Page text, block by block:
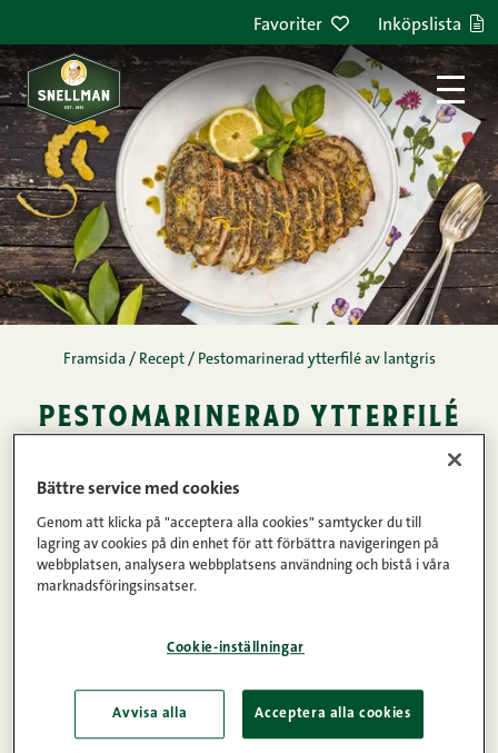
Favoriter Inköpslista
Framsida / Recept / Pestomarinerad ytterfilé av lantgris
pestomarinerad ytterfilé
av lantgris
45min (varav 25min aktiv) 6 Lätt
Bättre service med cookies
Genom att klicka på "acceptera alla cookies" samtycker du till
lagring av cookies på din enhet för att förbättra navigeringen på
webbplatsen, analysera webbplatsens användning och bistå i våra
marknadsföringsinsatser.
Cookie-inställningar
Avvisa alla Acceptera alla cookies